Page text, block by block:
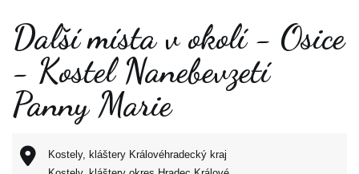
Další místa v okolí - Osice
- Kostel Nanebevzetí
Panny Marie
Kostely, kláštery Královéhradecký kraj